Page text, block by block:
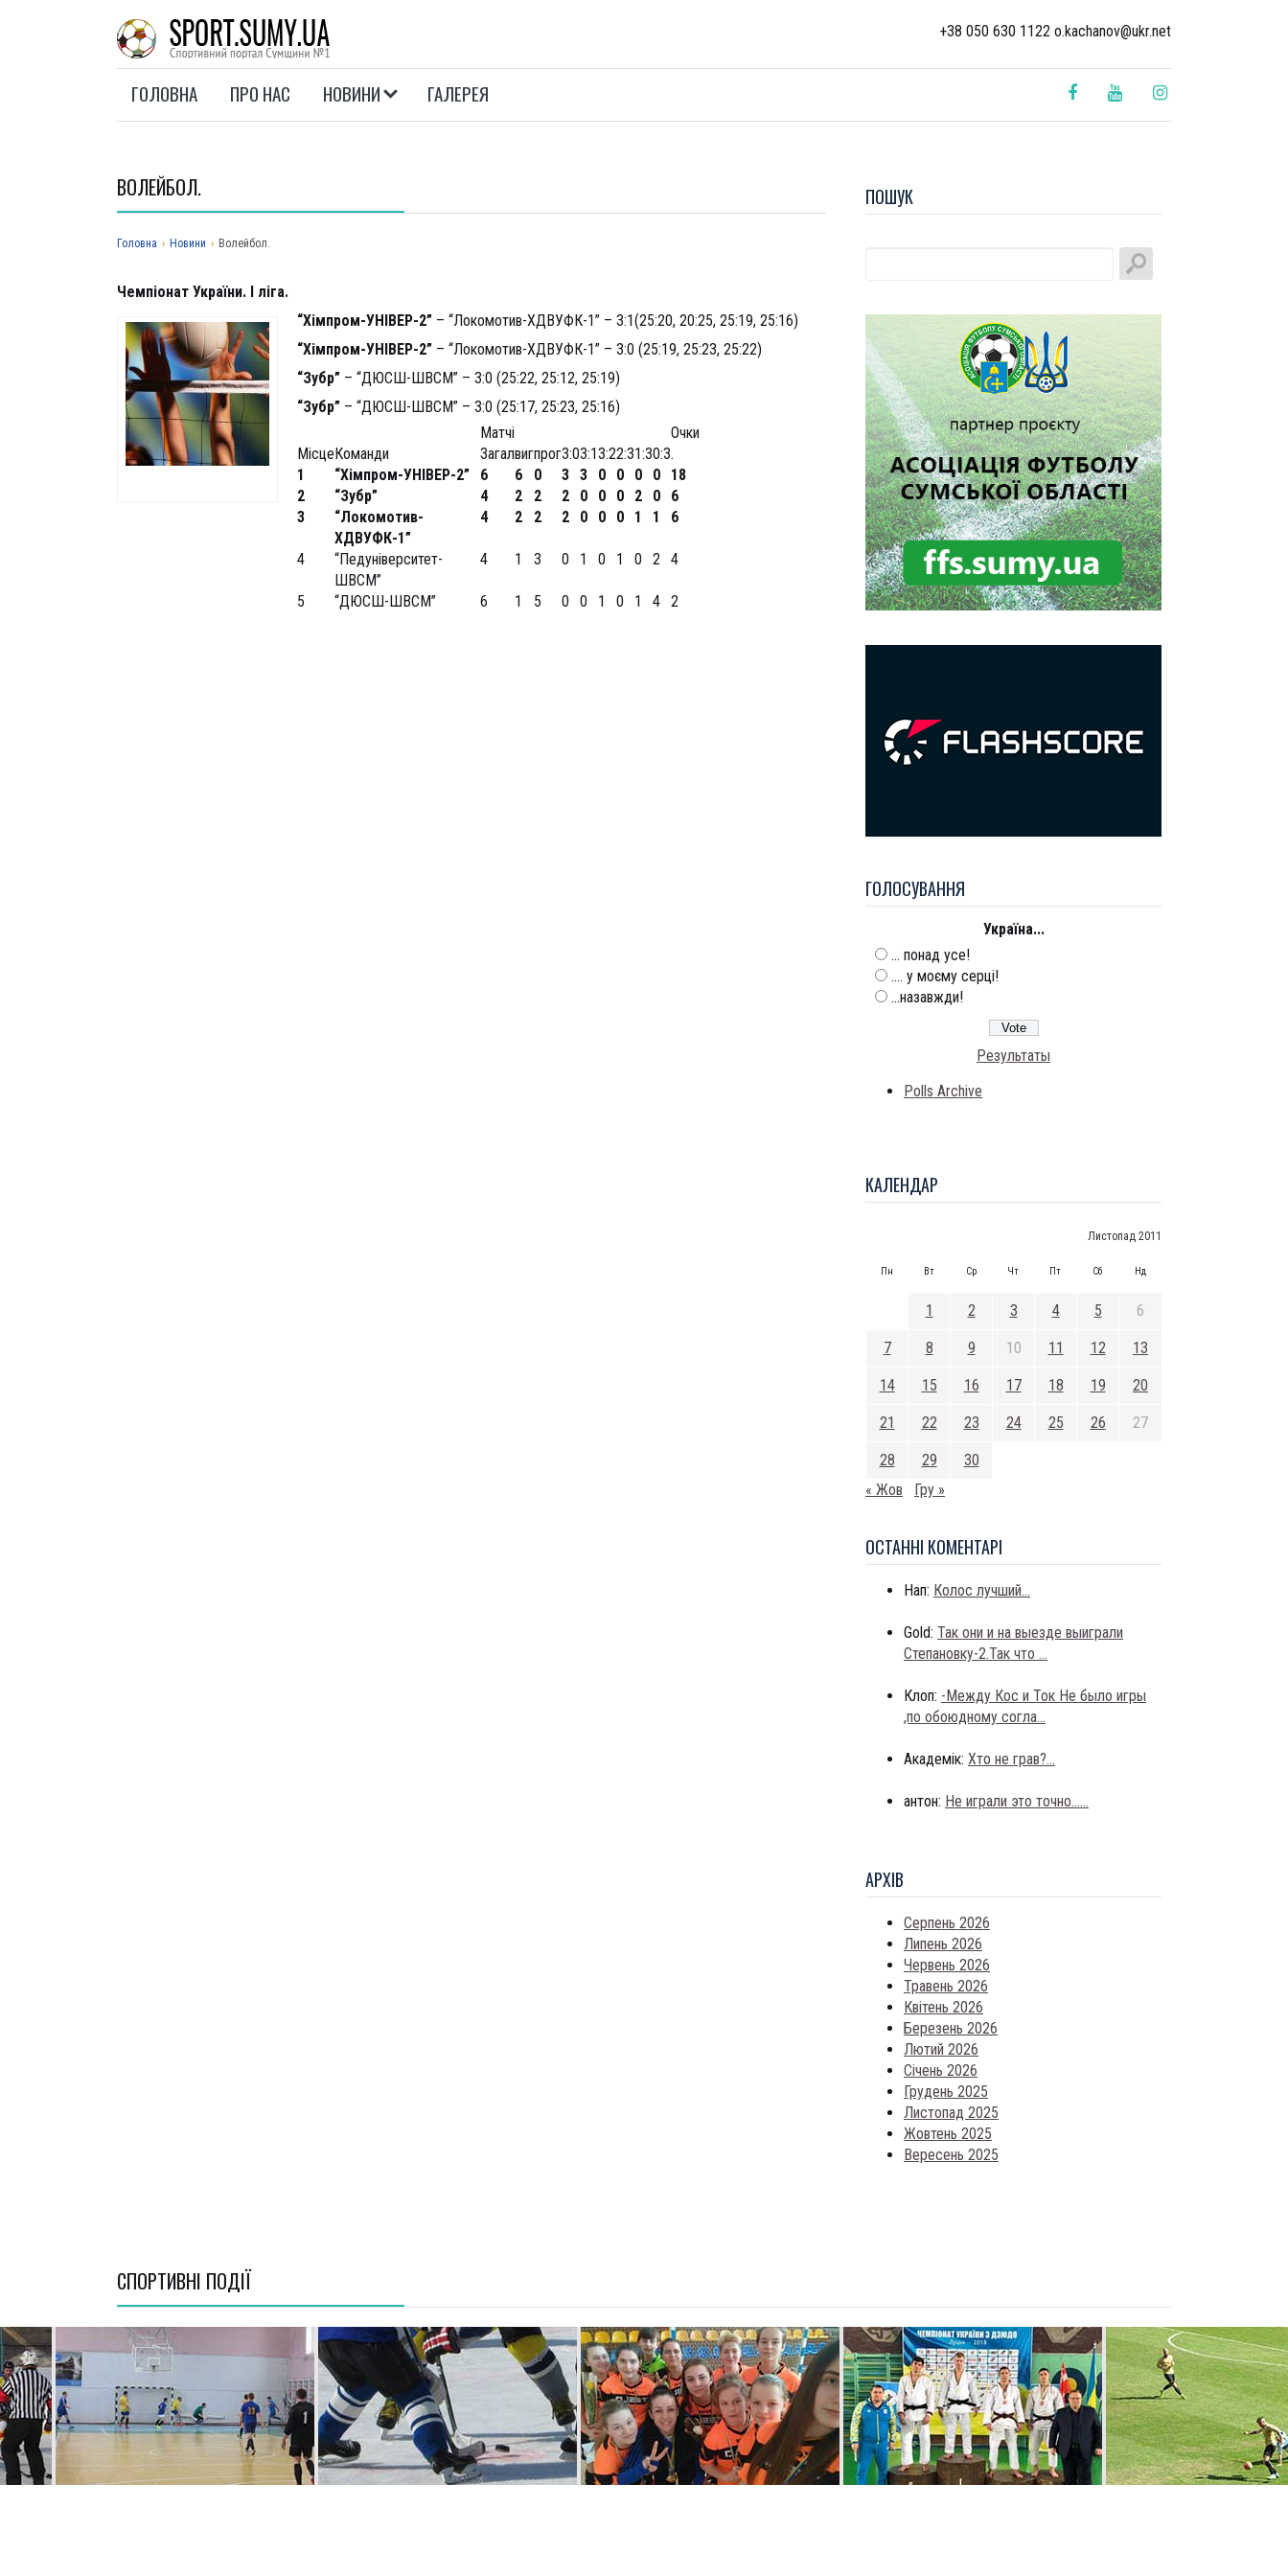
+38 050 630 1122 o.kachanov@ukr.net
ГОЛОВНА ПРО НАС НОВИНИ ГАЛЕРЕЯ
ПОШУК
ГОЛОСУВАННЯ
Україна...
... понад усе!
.... у моєму серці!
...назавжди!
Результаты
Polls Archive
КАЛЕНДАР
Листопад 2011
Пн Вт Ср Чт Пт Сб Нд
1 2 3 4 5 6
7 8 9 10 11 12 13
14 15 16 17 18 19 20
21 22 23 24 25 26 27
28 29
30
« Жов
Гру »
ОСТАННI КОМЕНТАРI
Нап: Колос лучший...
Gold: Так они и на выезде выиграли
Степановку-2.Так что ...
Клоп: -Между Кос и Ток Не было игры
,по обоюдному согла...
Академік: Хто не грав?...
антон: Не играли это точно......
АРХIВ
Серпень 2026
Липень 2026
Червень 2026
Травень 2026
Квітень 2026
Березень 2026
Лютий 2026
Січень 2026
Грудень 2025
Листопад 2025
Жовтень 2025
Вересень 2025
ВОЛЕЙБОЛ.
Головна › Новини › Волейбол.
Чемпіонат України. І ліга.
“Хімпром-УНІВЕР-2” – “Локомотив-ХДВУФК-1” – 3:1(25:20, 20:25, 25:19, 25:16)
“Хімпром-УНІВЕР-2” – “Локомотив-ХДВУФК-1” – 3:0 (25:19, 25:23, 25:22)
“Зубр” – “ДЮСШ-ШВСМ” – 3:0 (25:22, 25:12, 25:19)
“Зубр” – “ДЮСШ-ШВСМ” – 3:0 (25:17, 25:23, 25:16)
Матчі
Очки
МісцеКоманди Загалвигпрог3:03:13:22:31:30:3.
1
“Хімпром-УНІВЕР-2” 6 6 0 3 3 0 0 0 0
18
2
“Зубр” 4 2 2 2 0 0 0 2 0
6
3
“Локомотив-
ХДВУФК-1”
4 2 2 2 0 0 0 1 1 6
4
“Педуніверситет-
ШВСМ”
4 1 3 0 1 0 1 0 2 4
5 “ДЮСШ-ШВСМ” 6 1 5 0 0 1 0 1 4 2
СПОРТИВНI ПОДІЇ